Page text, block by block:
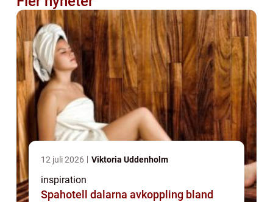
12 juli 2026 Viktoria Uddenholm
inspiration
Spahotell dalarna avkoppling bland